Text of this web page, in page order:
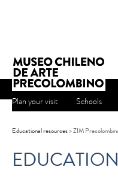
Plan your visit Schools
Educational resources> ZIM